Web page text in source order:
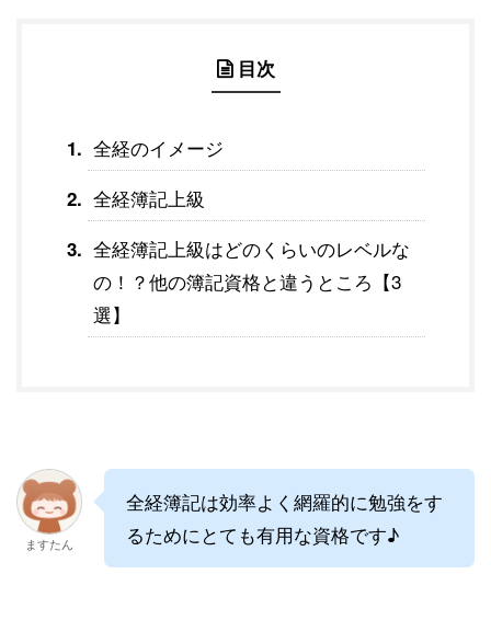
目次
全経のイメージ
全経簿記上級
全経簿記上級はどのくらいのレベルな
の！？他の簿記資格と違うところ【3
選】
ますたん
全経簿記は効率よく網羅的に勉強をす
るためにとても有用な資格です♪